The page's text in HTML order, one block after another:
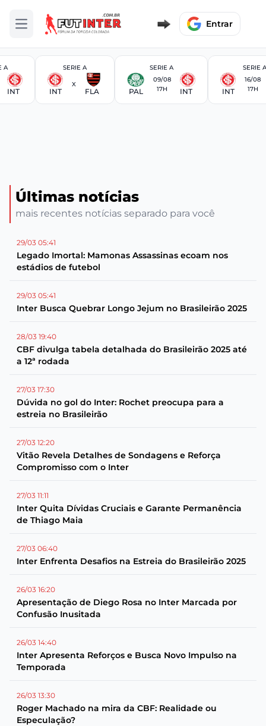
Abrir menu Entrar
A
INT
SERIE A
INT
X
FLA
SERIE A
PAL
09/08
17H
INT
SERIE A
INT
16/08
17H
Últimas notícias
mais recentes notícias separado para você
29/03 05:41
Legado Imortal: Mamonas Assassinas ecoam nos
estádios de futebol
29/03 05:41
Inter Busca Quebrar Longo Jejum no Brasileirão 2025
28/03 19:40
CBF divulga tabela detalhada do Brasileirão 2025 até
a 12ª rodada
27/03 17:30
Dúvida no gol do Inter: Rochet preocupa para a
estreia no Brasileirão
27/03 12:20
Vitão Revela Detalhes de Sondagens e Reforça
Compromisso com o Inter
27/03 11:11
Inter Quita Dívidas Cruciais e Garante Permanência
de Thiago Maia
27/03 06:40
Inter Enfrenta Desafios na Estreia do Brasileirão 2025
26/03 16:20
Apresentação de Diego Rosa no Inter Marcada por
Confusão Inusitada
26/03 14:40
Inter Apresenta Reforços e Busca Novo Impulso na
Temporada
26/03 13:30
Roger Machado na mira da CBF: Realidade ou
Especulação?